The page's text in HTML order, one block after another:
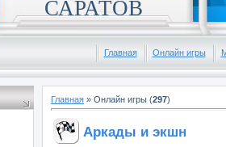
САРАТОВ
Главная Онлайн игры
Главная » Онлайн игры (297)
Аркады и экшн